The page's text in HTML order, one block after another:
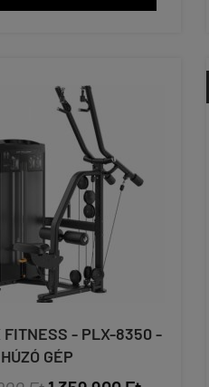
FITNESS - PLX-8350 -
GÉP